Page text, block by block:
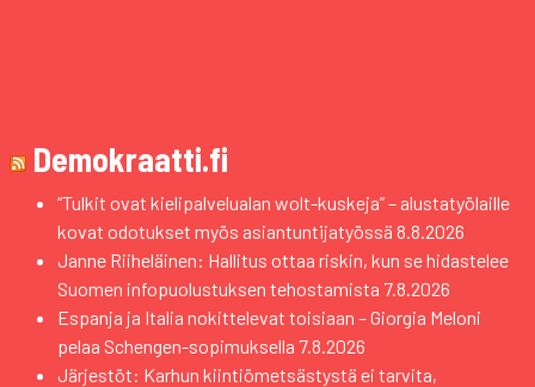
Demokraatti.fi
“Tulkit ovat kielipalvelualan wolt-kuskeja” – alustatyölaille
kovat odotukset myös asiantuntijatyössä 8.8.2026
Janne Riiheläinen: Hallitus ottaa riskin, kun se hidastelee
Suomen infopuolustuksen tehostamista 7.8.2026
Espanja ja Italia nokittelevat toisiaan – Giorgia Meloni
pelaa Schengen-sopimuksella 7.8.2026
Järjestöt: Karhun kiintiömetsästystä ei tarvita,